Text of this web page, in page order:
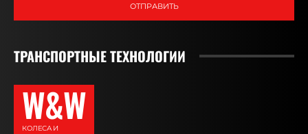
ОТПРАВИТЬ
ТРАНСПОРТНЫЕ ТЕХНОЛОГИИ
W&W
КОЛЕСА И